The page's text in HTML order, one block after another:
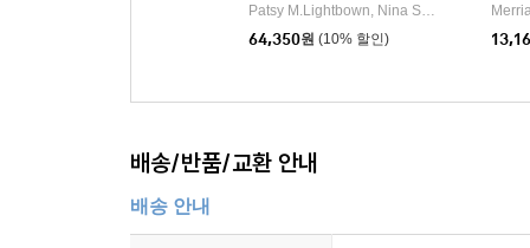
nguages are Learned, 5/EPatsy M.Lightbown, Nina Spada
Oxford
64,350원 (10% 할인)
배송/반품/교환 안내
배송 안내